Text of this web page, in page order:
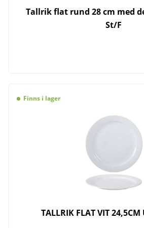
Tallrik flat rund 28 cm med
St/F
Finns i lager
TALLRIK FLAT VIT 24,5CM